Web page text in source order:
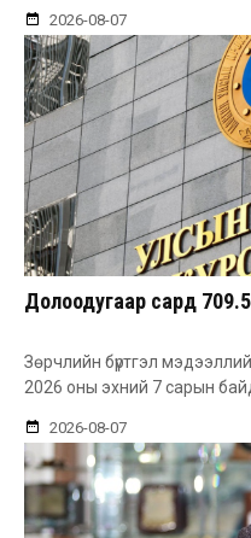
2026-08-07
Долоодугаар сард
Зөрчлийн бүртгэл
2026 оны эхний 7 сарын
2026-08-07